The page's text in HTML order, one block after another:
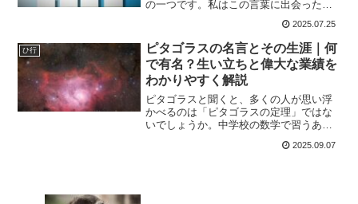
の一つです。私はこの言葉に出会ったと
力が入りました。何度も挫折し、迷いな
がらも前に進むという姿勢が、自分の境
遇と重なって胸に響いた...
2025.07.25
ひ行
ピタゴラスの名言とその生涯｜何
で有名？生い立ちと偉大な業績を
わかりやすく解説
ピタゴラスと聞くと、多くの人が思い浮
かべるのは「ピタゴラスの定理」ではな
いでしょうか。中学校の数学で習うあの
今に伝える象徴的なものです。しかし、
2025.09.07